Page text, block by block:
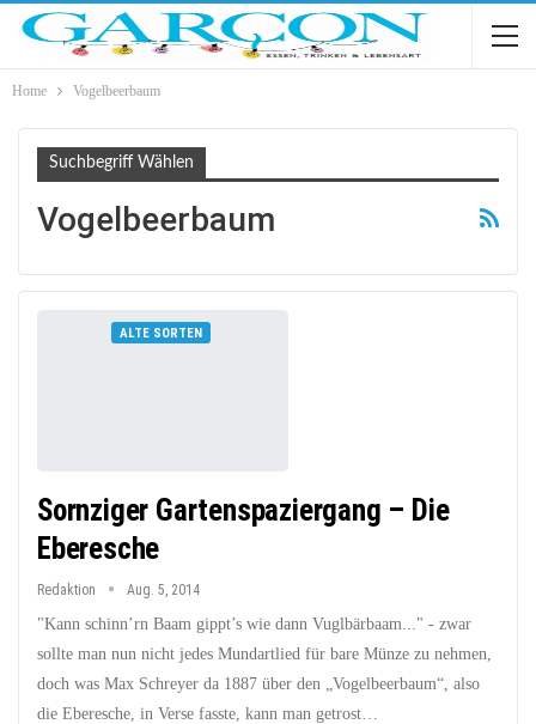
Home Vogelbeerbaum
Suchbegriff Wählen
Vogelbeerbaum
ALTE SORTEN
Sornziger Gartenspaziergang – Die
Eberesche
Redaktion Aug. 5, 2014
"Kann schinn’rn Baam gippt’s wie dann Vuglbärbaam..." - zwar
sollte man nun nicht jedes Mundartlied für bare Münze zu nehmen,
doch was Max Schreyer da 1887 über den „Vogelbeerbaum“, also
die Eberesche, in Verse fasste, kann man getrost…